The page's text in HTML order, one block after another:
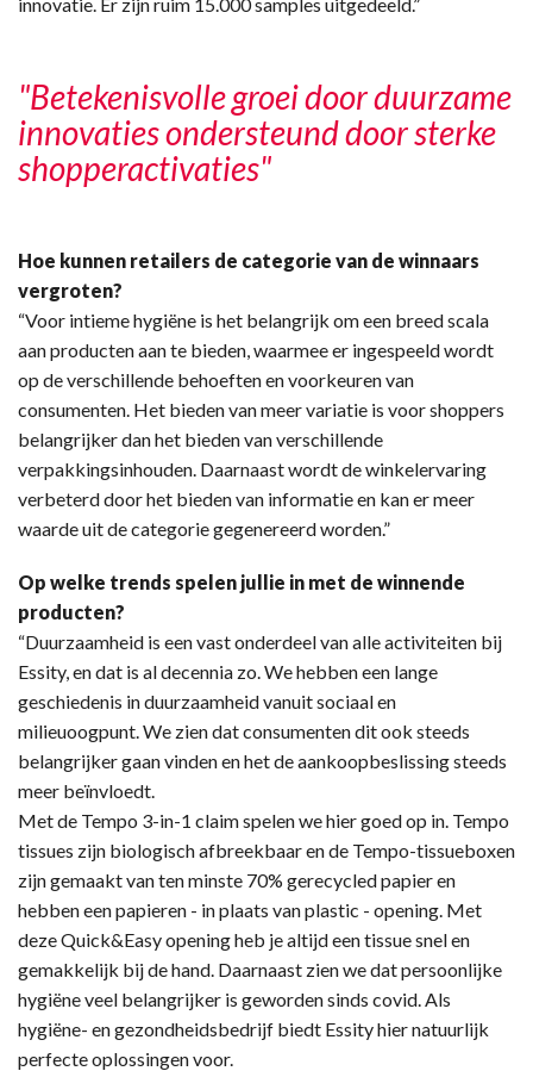
"Betekenisvolle groei door duurzame
innovaties ondersteund door sterke
shopperactivaties"
Hoe kunnen retailers de categorie van de winnaars
vergroten?
“Voor intieme hygiëne is het belangrijk om een breed scala
aan producten aan te bieden, waarmee er ingespeeld wordt
op de verschillende behoeften en voorkeuren van
consumenten. Het bieden van meer variatie is voor shoppers
belangrijker dan het bieden van verschillende
verpakkingsinhouden. Daarnaast wordt de winkelervaring
verbeterd door het bieden van informatie en kan er meer
waarde uit de categorie gegenereerd worden.”
Op welke trends spelen jullie in met de winnende
producten?
“Duurzaamheid is een vast onderdeel van alle activiteiten bij
Essity, en dat is al decennia zo. We hebben een lange
geschiedenis in duurzaamheid vanuit sociaal en
milieuoogpunt. We zien dat consumenten dit ook steeds
belangrijker gaan vinden en het de aankoopbeslissing steeds
meer beïnvloedt.
Met de Tempo 3-in-1 claim spelen we hier goed op in. Tempo
tissues zijn biologisch afbreekbaar en de Tempo-tissueboxen
zijn gemaakt van ten minste 70% gerecycled papier en
hebben een papieren - in plaats van plastic - opening. Met
deze Quick&Easy opening heb je altijd een tissue snel en
gemakkelijk bij de hand. Daarnaast zien we dat persoonlijke
hygiëne veel belangrijker is geworden sinds covid. Als
hygiëne- en gezondheidsbedrijf biedt Essity hier natuurlijk
perfecte oplossingen voor.